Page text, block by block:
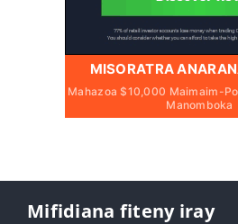
MISORATRA
Mahazoa $10,000 Maimaim-
Manomboka
Mifidiana fiteny iray